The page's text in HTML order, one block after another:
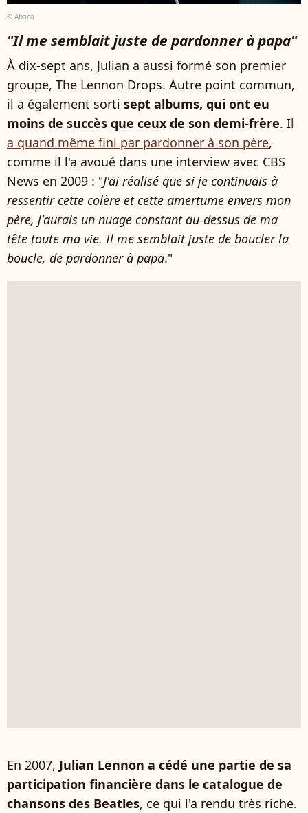
© Abaca
"Il me semblait juste de pardonner à papa"
À dix-sept ans, Julian a aussi formé son premier
groupe, The Lennon Drops. Autre point commun,
il a également sorti sept albums, qui ont eu
moins de succès que ceux de son demi-frère. Il
a quand même fini par pardonner à son père,
comme il l'a avoué dans une interview avec CBS
News en 2009 : "J'ai réalisé que si je continuais à
ressentir cette colère et cette amertume envers mon
père, j'aurais un nuage constant au-dessus de ma
tête toute ma vie. Il me semblait juste de boucler la
boucle, de pardonner à papa."
En 2007, Julian Lennon a cédé une partie de sa
participation financière dans le catalogue de
chansons des Beatles, ce qui l'a rendu très riche.